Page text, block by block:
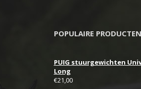
POPULAIRE PRODUCTEN
PUIG stuurgewichten
Long
€21,00